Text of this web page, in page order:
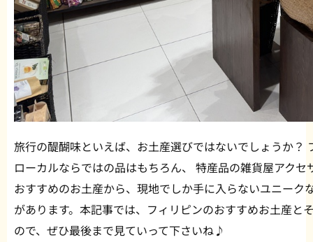
旅行の醍醐味といえば、お土産選びではないでしょうか？
ローカルならではの品はもちろん、 特産品の雑貨屋アク
おすすめのお土産から、現地でしか手に入らないユニーク
があります。本記事では、フィリピンのおすすめお土産と
ので、ぜひ最後まで見ていって下さいね♪